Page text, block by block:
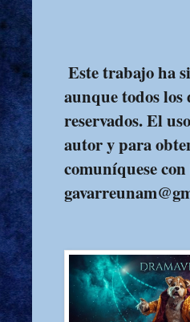
Este trabajo ha
aunque todos
reservados. El
autor y para
comuníquese